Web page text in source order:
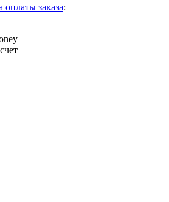
оплаты заказа: